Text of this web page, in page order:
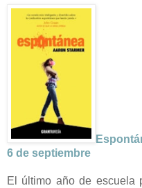
6 de septiembre
El último año de escuela